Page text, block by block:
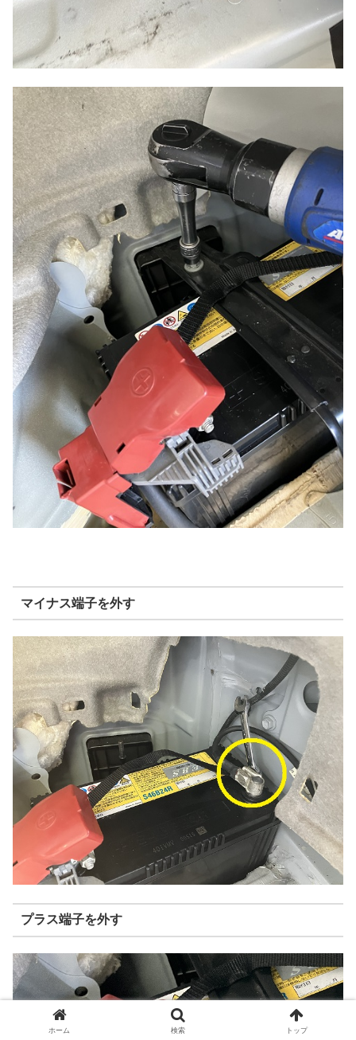
マイナス端子を外す
プラス端子を外す
ホーム 検索 トップ